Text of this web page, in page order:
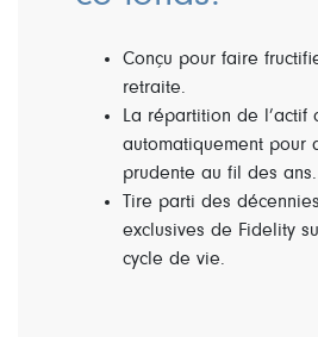
Conçu pour faire
retraite.
La répartition de l’actif
automatiquement pour
prudente au fil des ans.
Tire parti des
exclusives de Fidelity
cycle de vie.